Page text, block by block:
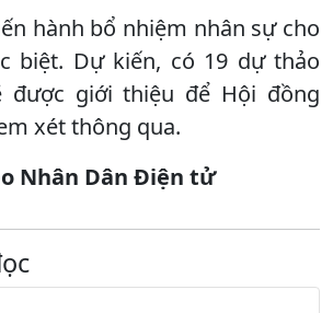
hành bổ nhiệm nhân sự cho
biệt. Dự kiến, có 19 dự thảo
được giới thiệu để Hội đồng
xét thông qua.
Nhân Dân Điện tử